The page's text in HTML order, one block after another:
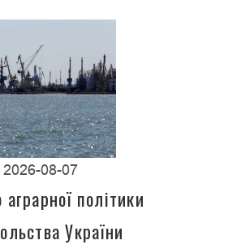
2026-08-07
політики
України